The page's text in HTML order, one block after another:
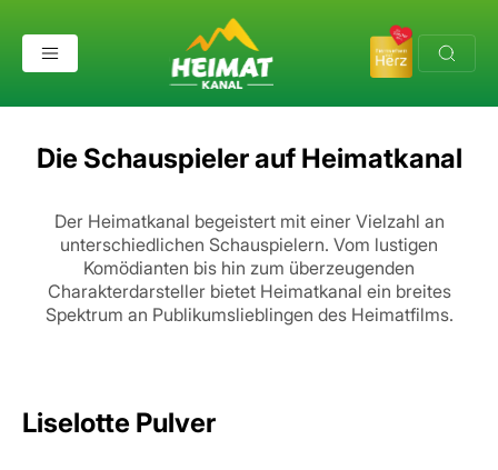
Die Schauspieler auf Heimatkanal
Der Heimatkanal begeistert mit einer Vielzahl an
unterschiedlichen Schauspielern. Vom lustigen
Komödianten bis hin zum überzeugenden
Charakterdarsteller bietet Heimatkanal ein breites
Spektrum an Publikumslieblingen des Heimatfilms.
Liselotte Pulver